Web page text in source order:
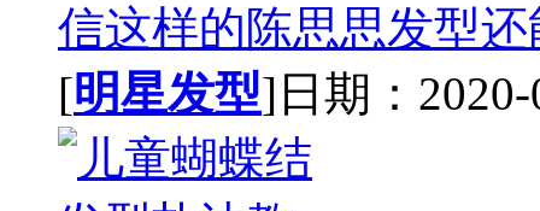
信这样的陈思思发型
[明星发型]日期：2020-